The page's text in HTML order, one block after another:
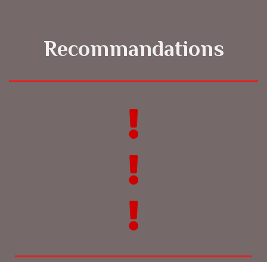
Recommandations